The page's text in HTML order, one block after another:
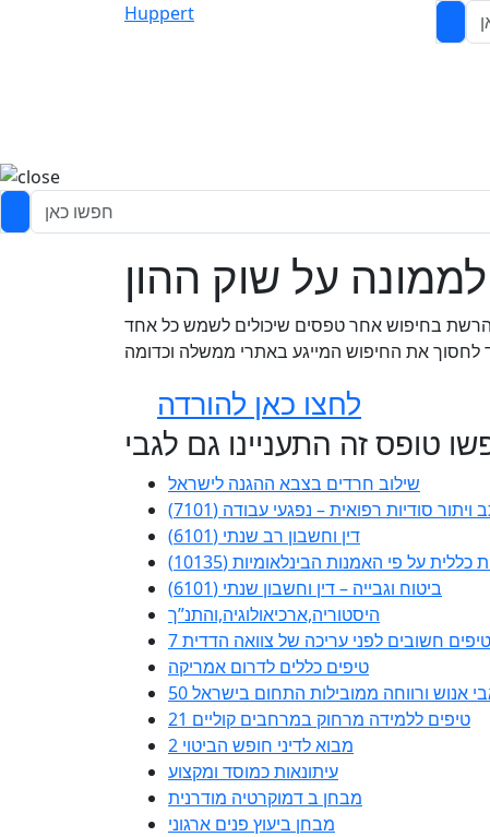
Huppert
על שוק ההון
הרשת בחיפוש אחר טפסים שיכולים לשמש כל אחד
לחסוך את החיפוש המייגע באתרי ממשלה וכדומה
לחצו כאן להורדה
טופס זה התעניינו גם לגבי
שילוב חרדים בצבא ההגנה לישראל
ויתור סודיות רפואית – נפגעי עבודה (7101)
דין וחשבון רב שנתי (6101)
על פי האמנות הבינלאומיות (10135)
ביטוח וגבייה – דין וחשבון שנתי (6101)
היסטוריה,ארכיאולוגיה,והתנ”ך
7 טיפים חשובים לפני עריכה של צוואה הדדית
טיפים כללים לדרום אמריקה
אנוש ורווחה ממובילות התחום בישראל
21 טיפים ללמידה מרחוק במרחבים קוליים
מבוא לדיני חופש הביטוי 2
עיתונאות כמוסד ומקצוע
מבחן ב דמוקרטיה מודרנית
מבחן ביעוץ פנים ארגוני